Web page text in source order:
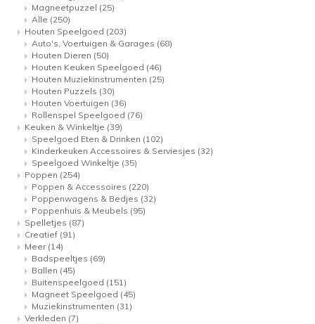
Magneetpuzzel (25)
Alle (250)
Houten Speelgoed (203)
Auto's, Voertuigen & Garages (68)
Houten Dieren (50)
Houten Keuken Speelgoed (46)
Houten Muziekinstrumenten (25)
Houten Puzzels (30)
Houten Voertuigen (36)
Rollenspel Speelgoed (76)
Keuken & Winkeltje (39)
Speelgoed Eten & Drinken (102)
Kinderkeuken Accessoires & Serviesjes (32)
Speelgoed Winkeltje (35)
Poppen (254)
Poppen & Accessoires (220)
Poppenwagens & Bedjes (32)
Poppenhuis & Meubels (95)
Spelletjes (87)
Creatief (91)
Meer (14)
Badspeeltjes (69)
Ballen (45)
Buitenspeelgoed (151)
Magneet Speelgoed (45)
Muziekinstrumenten (31)
Verkleden (7)